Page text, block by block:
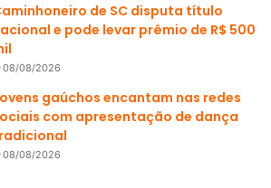
de SC disputa título
e pode levar prêmio de R$ 500
08/08/2026
gaúchos encantam nas redes
com apresentação de dança
08/08/2026